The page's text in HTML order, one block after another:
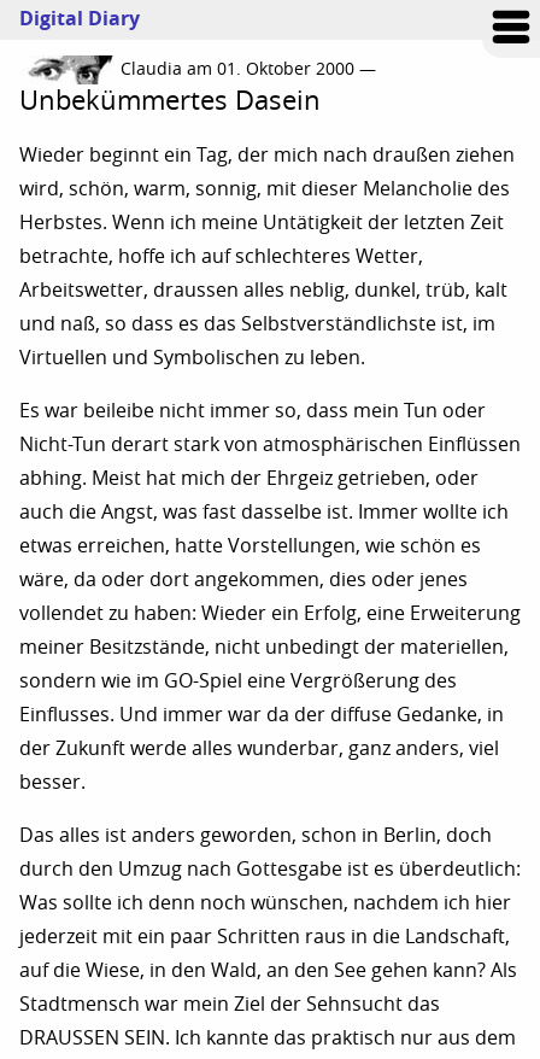
Digital Diary
Claudia am 01. Oktober 2000 —
Unbekümmertes Dasein
Wieder beginnt ein Tag, der mich nach draußen ziehen
wird, schön, warm, sonnig, mit dieser Melancholie des
Herbstes. Wenn ich meine Untätigkeit der letzten Zeit
betrachte, hoffe ich auf schlechteres Wetter,
Arbeitswetter, draussen alles neblig, dunkel, trüb, kalt
und naß, so dass es das Selbstverständlichste ist, im
Virtuellen und Symbolischen zu leben.
Es war beileibe nicht immer so, dass mein Tun oder
Nicht-Tun derart stark von atmosphärischen Einflüssen
abhing. Meist hat mich der Ehrgeiz getrieben, oder
auch die Angst, was fast dasselbe ist. Immer wollte ich
etwas erreichen, hatte Vorstellungen, wie schön es
wäre, da oder dort angekommen, dies oder jenes
vollendet zu haben: Wieder ein Erfolg, eine Erweiterung
meiner Besitzstände, nicht unbedingt der materiellen,
sondern wie im GO-Spiel eine Vergrößerung des
Einflusses. Und immer war da der diffuse Gedanke, in
der Zukunft werde alles wunderbar, ganz anders, viel
besser.
Das alles ist anders geworden, schon in Berlin, doch
durch den Umzug nach Gottesgabe ist es überdeutlich:
Was sollte ich denn noch wünschen, nachdem ich hier
jederzeit mit ein paar Schritten raus in die Landschaft,
auf die Wiese, in den Wald, an den See gehen kann? Als
Stadtmensch war mein Ziel der Sehnsucht das
DRAUSSEN SEIN. Ich kannte das praktisch nur aus dem